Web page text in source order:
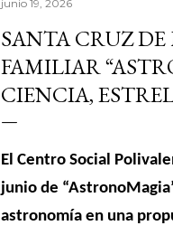
junio 19, 2026
SANTA CRUZ DE
FAMILIAR
CIENCIA,
El Centro Social
junio de
astronomía en una